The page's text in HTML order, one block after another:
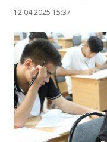
12.04.2025 15:37